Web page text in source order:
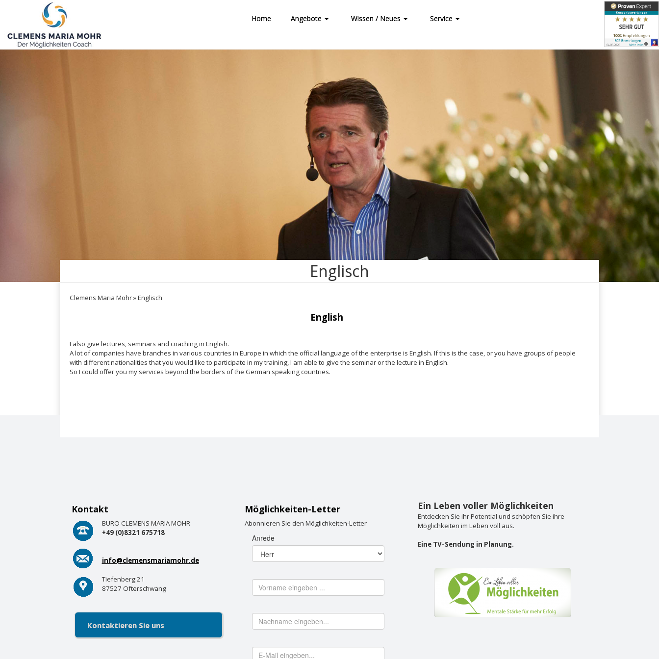
Home Angebote Wissen / Neues Service
Englisch
Clemens Maria Mohr »Englisch
English
I also give lectures, seminars and coaching in English.
A lot of companies have branches in various countries in Europe in which the official language of the enterprise is English. If this is the case, or you have groups of people
with different nationalities that you would like to participate in my training, I am able to give the seminar or the lecture in English.
So I could offer you my services beyond the borders of the German speaking countries.
Kontakt
BÜRO CLEMENS MARIA MOHR
+49 (0)8321 675718
info@clemensmariamohr.de
Tiefenberg 21
87527 Ofterschwang
Kontaktieren Sie uns
Möglichkeiten-Letter
Abonnieren Sie den Möglichkeiten-Letter
Ein Leben voller Möglichkeiten
Entdecken Sie ihr Potential und schöpfen Sie ihre
Möglichkeiten im Leben voll aus.
Eine TV-Sendung in Planung.